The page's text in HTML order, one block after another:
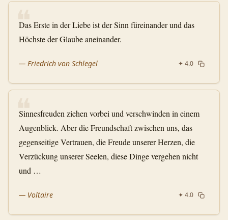
❝
Das Erste in der Liebe ist der Sinn füreinander und das
Höchste der Glaube aneinander.
— Friedrich von Schlegel ✦ 4.0
❝
Sinnesfreuden ziehen vorbei und verschwinden in einem
Augenblick. Aber die Freundschaft zwischen uns, das
gegenseitige Vertrauen, die Freude unserer Herzen, die
Verzückung unserer Seelen, diese Dinge vergehen nicht
und …
— Voltaire ✦ 4.0